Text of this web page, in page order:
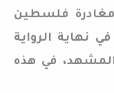
مغادرة فلسطين
نهاية الرواية
المشهد، في هذه